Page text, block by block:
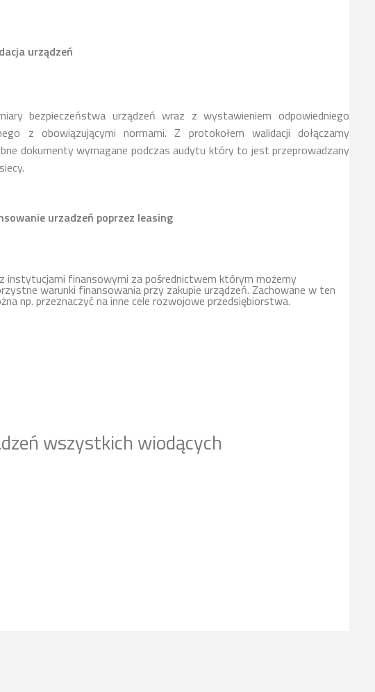
urządzeń
bezpieczeństwa urządzeń wraz z wystawieniem odpowiedniego
z obowiązującymi normami. Z protokołem walidacji dołączamy
dokumenty wymagane podczas audytu który to jest przeprowadzany
urzadzeń poprzez leasing
instytucjami finansowymi za pośrednictwem którym możemy
warunki finansowania przy zakupie urządzeń. Zachowane w ten
np. przeznaczyć na inne cele rozwojowe przedsiębiorstwa.
wszystkich wiodących